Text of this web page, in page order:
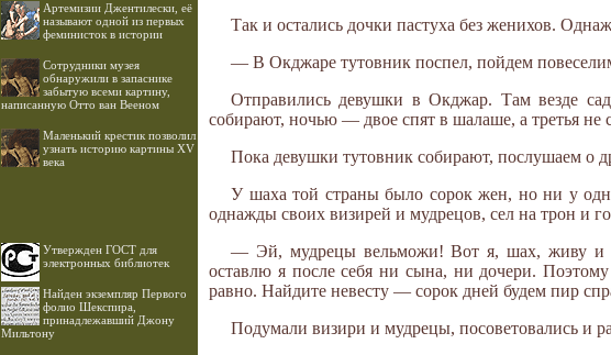
Артемизии Джентилески, её
называют одной из первых
феминисток в истории
Cотрудники музея
обнаружили в запаснике
забытую всеми картину,
написанную Отто ван Вееном
Маленький крестик позволил
узнать историю картины XV
века
Утвержден ГОСТ для
электронных библиотек
Найден экземпляр Первого
фолио Шекспира,
принадлежавший Джону
Мильтону
Так и остались дочки пастуха без женихов.
— В Окджаре тутовник поспел, пойдем
Отправились девушки в Окджар. Там везде
собирают, ночью — двое спят в шалаше, а третья не
Пока девушки тутовник собирают, послушаем о
У шаха той страны было сорок жен, но ни у
однажды своих визирей и мудрецов, сел на трон и
— Эй, мудрецы вельможи! Вот я, шах, живу и
оставлю я после себя ни сына, ни дочери.
равно. Найдите невесту — сорок дней будем пир
Подумали визири и мудрецы, посоветовались и